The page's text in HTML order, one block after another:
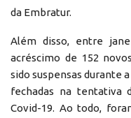
da Embratur.
Além disso, entre
acréscimo de 152
sido suspensas durante
fechadas na tentativa
Covid-19. Ao todo,